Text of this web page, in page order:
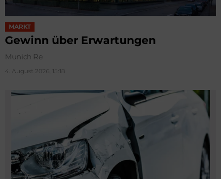
MARKT
Gewinn über Erwartungen
Munich Re
4. August 2026, 15:18